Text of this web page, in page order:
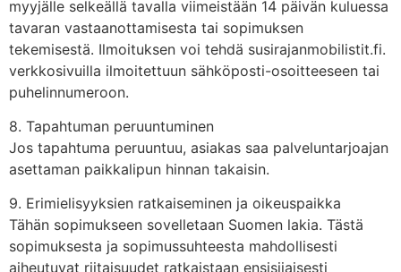
myyjälle selkeällä tavalla viimeistään 14 päivän kuluessa
tavaran vastaanottamisesta tai sopimuksen
tekemisestä. Ilmoituksen voi tehdä susirajanmobilistit.fi.
verkkosivuilla ilmoitettuun sähköposti-osoitteeseen tai
puhelinnumeroon.
8. Tapahtuman peruuntuminen
Jos tapahtuma peruuntuu, asiakas saa palveluntarjoajan
asettaman paikkalipun hinnan takaisin.
9. Erimielisyyksien ratkaiseminen ja oikeuspaikka
Tähän sopimukseen sovelletaan Suomen lakia. Tästä
sopimuksesta ja sopimussuhteesta mahdollisesti
aiheutuvat riitaisuudet ratkaistaan ensisijaisesti